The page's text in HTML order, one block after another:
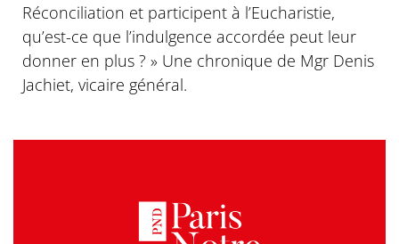
Réconciliation et participent à l’Eucharistie,
qu’est-ce que l’indulgence accordée peut leur
donner en plus ? » Une chronique de Mgr Denis
Jachiet, vicaire général.